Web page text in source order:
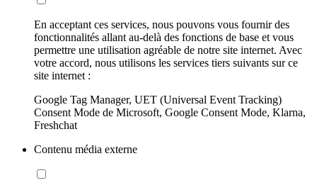
En acceptant ces services, nous pouvons vous fournir des
fonctionnalités allant au-delà des fonctions de base et vous
permettre une utilisation agréable de notre site internet. Avec
votre accord, nous utilisons les services tiers suivants sur ce
site internet :
Google Tag Manager, UET (Universal Event Tracking)
Consent Mode de Microsoft, Google Consent Mode, Klarna,
Freshchat
Contenu média externe